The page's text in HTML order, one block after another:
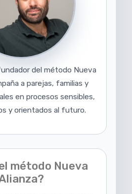
del método Nueva
a parejas, familias y
en procesos sensibles,
y orientados al futuro.
método Nueva